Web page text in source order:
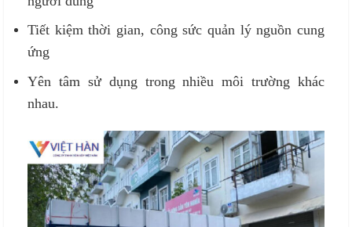
Tiết kiệm thời gian, công sức quản lý nguồn cung
ứng
Yên tâm sử dụng trong nhiều môi trường khác
nhau.